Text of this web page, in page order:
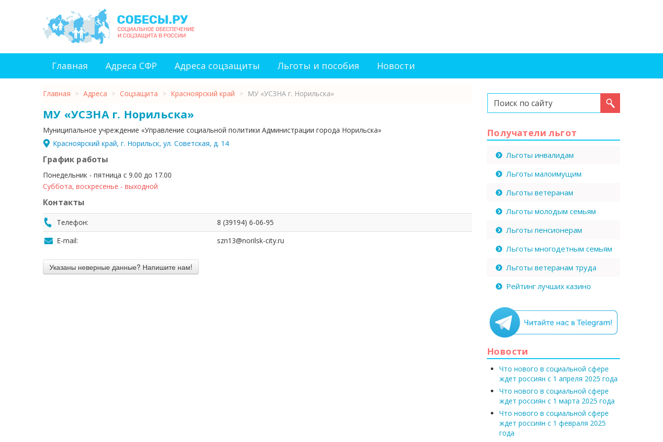
Главная Адреса СФР Адреса соцзащиты Льготы и пособия Новости
Главная > Адреса > Соцзащита > Красноярский край > МУ «УСЗНА г. Норильска»
МУ «УСЗНА г. Норильска»
Муниципальное учреждение «Управление социальной политики Администрации города Норильска»
Красноярский край, г. Норильск, ул. Советская, д. 14
График работы
Понедельник - пятница с 9.00 до 17.00
Суббота, воскресенье - выходной
Контакты
Телефон:
8 (39194) 6-06-95
E-mail:
szn13@norilsk-city.ru
Искать...
Получатели льгот
Льготы инвалидам
Льготы малоимущим
Льготы ветеранам
Льготы молодым семьям
Льготы пенсионерам
Льготы многодетным семьям
Льготы ветеранам труда
Рейтинг лучших казино
Новости
Что нового в социальной сфере
ждет россиян с 1 апреля 2025 года
Что нового в социальной сфере
ждет россиян с 1 марта 2025 года
Что нового в социальной сфере
ждет россиян с 1 февраля 2025
года